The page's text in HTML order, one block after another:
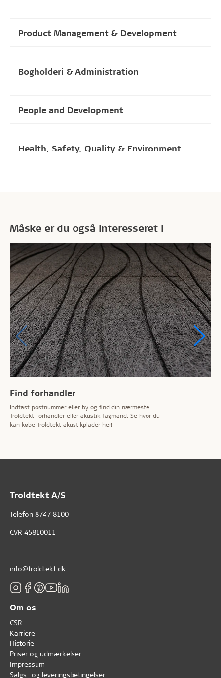
Product Management & Development
Bogholderi & Administration
People and Development
Health, Safety, Quality & Environment
Måske er du også interesseret i
Find forhandler
Indtast postnummer eller by og find din nærmeste
Troldtekt forhandler eller akustik-fagmand. Se hvor du
kan købe Troldtekt akustikplader her!
Troldtekt A/S
Telefon 8747 8100
CVR 45810011
info@troldtekt.dk
Om os
CSR
Karriere
Historie
Priser og udmærkelser
Impressum
Salgs- og leveringsbetingelser